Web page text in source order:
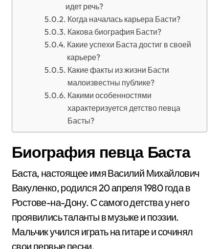
идет речь?
Когда началась карьера Басти?
Какова биография Басти?
Какие успехи Баста достиг в своей
карьере?
Какие факты из жизни Басти
малоизвестны публике?
Какими особенностями
характеризуется детство певца
Басты?
Биография певца Баста
Баста, настоящее имя Василий Михайлович
Вакуленко, родился 20 апреля 1980 года в
Ростове-на-Дону. С самого детства у него
проявились таланты в музыке и поэзии.
Мальчик учился играть на гитаре и сочинял
свои первые песни.